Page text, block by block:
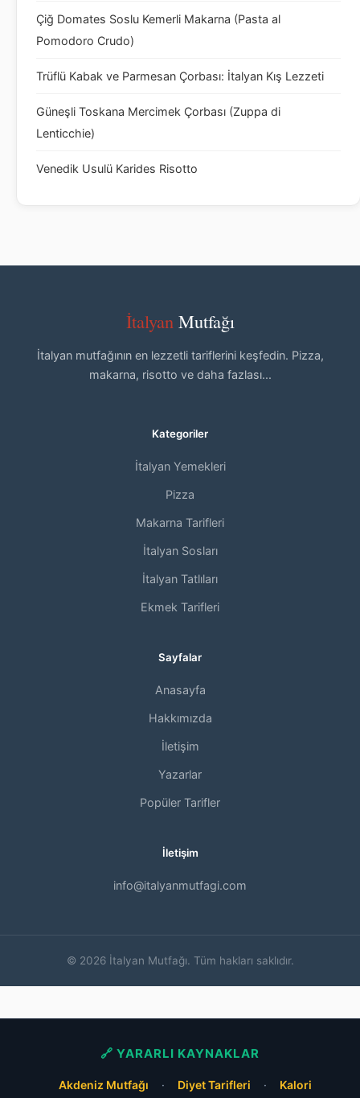
Çiğ Domates Soslu Kemerli Makarna (Pasta al
Pomodoro Crudo)
Trüflü Kabak ve Parmesan Çorbası: İtalyan Kış Lezzeti
Güneşli Toskana Mercimek Çorbası (Zuppa di
Lenticchie)
Venedik Usulü Karides Risotto
İtalyan Mutfağı
İtalyan mutfağının en lezzetli tariflerini keşfedin. Pizza,
makarna, risotto ve daha fazlası...
Kategoriler
İtalyan Yemekleri
Pizza
Makarna Tarifleri
İtalyan Sosları
İtalyan Tatlıları
Ekmek Tarifleri
Sayfalar
Anasayfa
Hakkımızda
İletişim
Yazarlar
Popüler Tarifler
İletişim
info@italyanmutfagi.com
© 2026 İtalyan Mutfağı. Tüm hakları saklıdır.
🔗 YARARLI KAYNAKLAR
Akdeniz Mutfağı · Diyet Tarifleri ·
Kalori